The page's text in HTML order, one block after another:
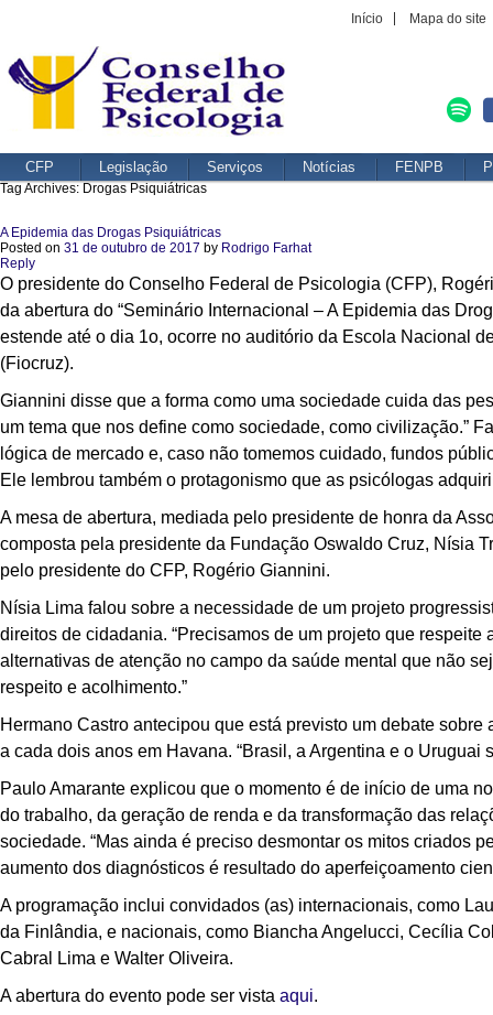
Início Mapa do site
CFP Legislação Serviços Notícias FENPB
Tag Archives: Drogas Psiquiátricas
A Epidemia das Drogas Psiquiátricas
Posted on 31 de outubro de 2017 by Rodrigo Farhat
Reply
O presidente do Conselho Federal de Psicologia (CFP),
da abertura do “Seminário Internacional – A Epidemia das
estende até o dia 1o, ocorre no auditório da Escola Nacional
(Fiocruz).
Giannini disse que a forma como uma sociedade cuida das
um tema que nos define como sociedade, como civilização.”
lógica de mercado e, caso não tomemos cuidado, fundos
Ele lembrou também o protagonismo que as psicólogas
A mesa de abertura, mediada pelo presidente de honra da
composta pela presidente da Fundação Oswaldo Cruz, Nísia
pelo presidente do CFP, Rogério Giannini.
Nísia Lima falou sobre a necessidade de um projeto
direitos de cidadania. “Precisamos de um projeto que
alternativas de atenção no campo da saúde mental que não
respeito e acolhimento.”
Hermano Castro antecipou que está previsto um debate
a cada dois anos em Havana. “Brasil, a Argentina e o
Paulo Amarante explicou que o momento é de início de uma
do trabalho, da geração de renda e da transformação das
sociedade. “Mas ainda é preciso desmontar os mitos criados
aumento dos diagnósticos é resultado do aperfeiçoamento
A programação inclui convidados (as) internacionais, como
da Finlândia, e nacionais, como Biancha Angelucci, Cecília
Cabral Lima e Walter Oliveira.
A abertura do evento pode ser vista aqui.